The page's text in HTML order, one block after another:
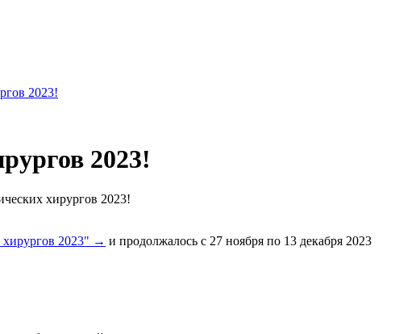
2023!
2023!
хирургов 2023!
хирургов 2023" → и продолжалось с 27 ноября по 13 декабря 2023